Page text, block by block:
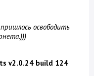
освободить
v2.0.24 build 124